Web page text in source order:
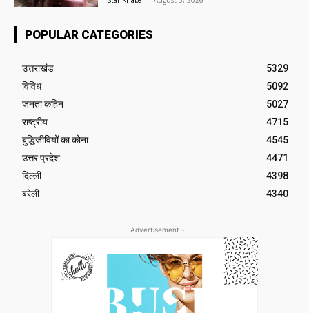
POPULAR CATEGORIES
उत्तराखंड
5329
विविध
5092
जनता कहिन
5027
राष्ट्रीय
4715
बुद्धिजीवियों का कोना
4545
उत्तर प्रदेश
4471
दिल्ली
4398
बरेली
4340
- Advertisement -